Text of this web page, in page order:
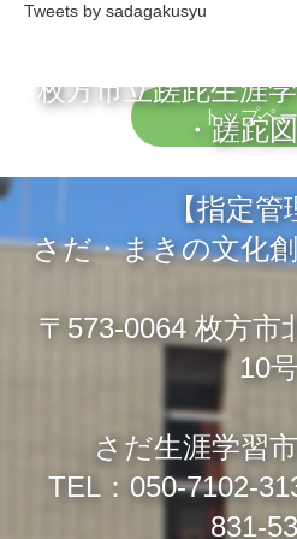
Tweets by sadagakusyu
トップペ
枚方市立蹉跎生涯
・蹉跎
【指定管
さだ・まきの文化
〒573-0064 枚方市
10号
さだ生涯学習
TEL：050-7102-
831-